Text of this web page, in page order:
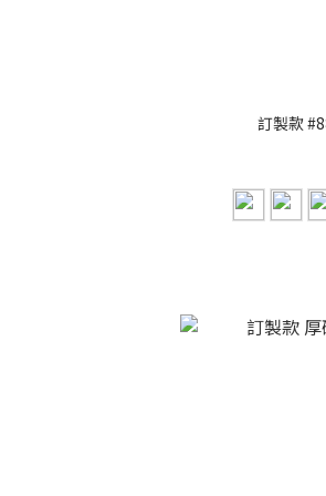
訂製款